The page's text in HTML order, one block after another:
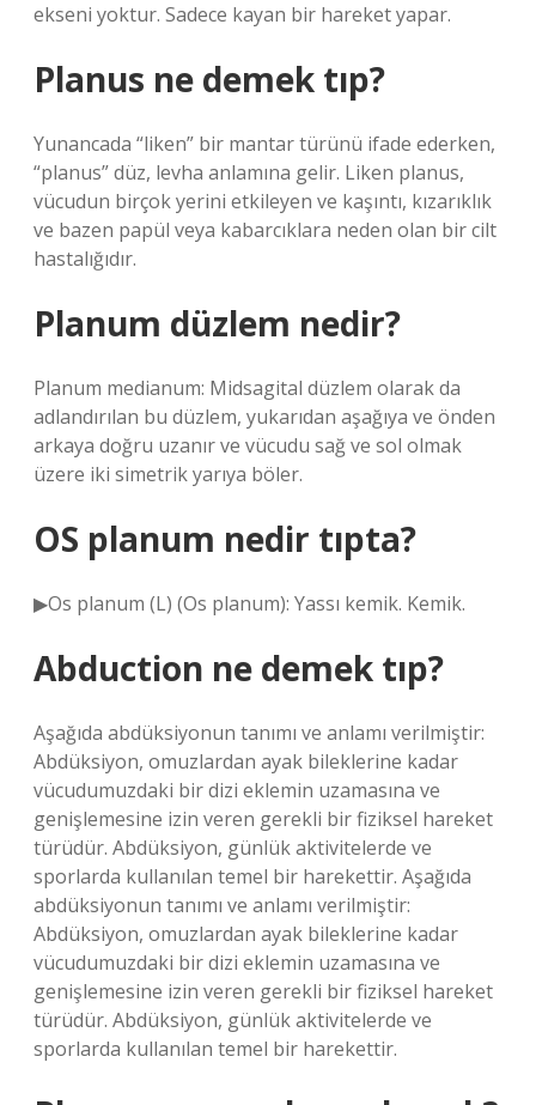
ekseni yoktur. Sadece kayan bir hareket yapar.
Planus ne demek tıp?
Yunancada “liken” bir mantar türünü ifade ederken,
“planus” düz, levha anlamına gelir. Liken planus,
vücudun birçok yerini etkileyen ve kaşıntı, kızarıklık
ve bazen papül veya kabarcıklara neden olan bir cilt
hastalığıdır.
Planum düzlem nedir?
Planum medianum: Midsagital düzlem olarak da
adlandırılan bu düzlem, yukarıdan aşağıya ve önden
arkaya doğru uzanır ve vücudu sağ ve sol olmak
üzere iki simetrik yarıya böler.
OS planum nedir tıpta?
▶Os planum (L) (Os planum): Yassı kemik. Kemik.
Abduction ne demek tıp?
Aşağıda abdüksiyonun tanımı ve anlamı verilmiştir:
Abdüksiyon, omuzlardan ayak bileklerine kadar
vücudumuzdaki bir dizi eklemin uzamasına ve
genişlemesine izin veren gerekli bir fiziksel hareket
türüdür. Abdüksiyon, günlük aktivitelerde ve
sporlarda kullanılan temel bir harekettir. Aşağıda
abdüksiyonun tanımı ve anlamı verilmiştir:
Abdüksiyon, omuzlardan ayak bileklerine kadar
vücudumuzdaki bir dizi eklemin uzamasına ve
genişlemesine izin veren gerekli bir fiziksel hareket
türüdür. Abdüksiyon, günlük aktivitelerde ve
sporlarda kullanılan temel bir harekettir.